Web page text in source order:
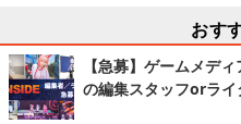
おす
【急募】ゲームメデ
の編集スタッフorライ